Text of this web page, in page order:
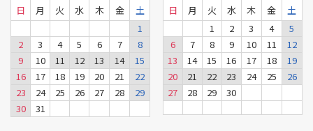
日 月 火 水 木 金
土
1
2
3 4 5 6 7
8
9
10 11 12 13 14
15
16
17 18 19 20 21
22
23
24 25 26 27 28
29
30
31
日 月 火 水 木 金
土
1
2 3 4
5
6
7 8 9 10 11
12
13
14 15 16 17 18
19
20
21 22 23 24 25
26
27
28 29 30